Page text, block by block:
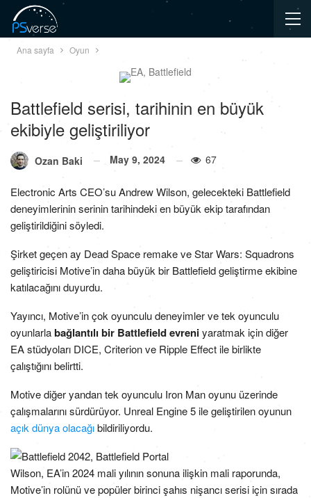
Ana sayfa Oyun
Battlefield serisi, tarihinin en büyük
ekibiyle geliştiriliyor
Ozan Baki May 9, 2024 67
Electronic Arts CEO’su Andrew Wilson, gelecekteki Battlefield
deneyimlerinin serinin tarihindeki en büyük ekip tarafından
geliştirildiğini söyledi.
Şirket geçen ay Dead Space remake ve Star Wars: Squadrons
geliştiricisi Motive’in daha büyük bir Battlefield geliştirme ekibine
katılacağını duyurdu.
Yayıncı, Motive’in çok oyunculu deneyimler ve tek oyunculu
oyunlarlabağlantılı bir Battlefield evreniyaratmak için diğer
EA stüdyoları DICE, Criterion ve Ripple Effect ile birlikte
çalıştığını belirtti.
Motive diğer yandan tek oyunculu Iron Man oyunu üzerinde
çalışmalarını sürdürüyor. Unreal Engine 5 ile geliştirilen oyunun
açık dünya olacağıbildiriliyordu.
Wilson, EA’in 2024 mali yılının sonuna ilişkin mali raporunda,
Motive’in rolünü ve popüler birinci şahıs nişancı serisi için sırada